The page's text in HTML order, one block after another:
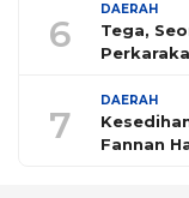
6
DAERAH
Tega,
7
DAERAH
Fannan